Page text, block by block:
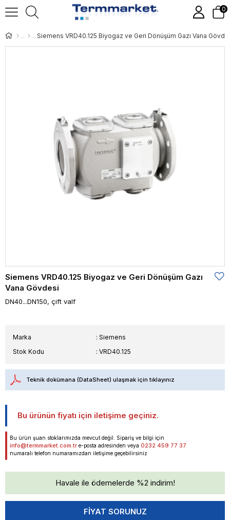
0
Siemens VRD40.125 Biyogaz ve Geri Dönüşüm Gazı Vana
Siemens VRD40.125 Biyogaz ve Geri Dönüşüm Gazı
Vana Gövdesi
DN40...DN150, çift valf
Marka : Siemens
Stok Kodu
VRD40.125
Teknik dokümana (DataSheet) ulaşmak için tıklayınız
Bu ürünün fiyatı için iletişime geçiniz.
Bu ürün şuan stoklarımızda mevcut değil. Sipariş ve bilgi için
info@termmarket.com.tr e-posta adresinden veya 0232 459 77 37
numaralı telefon numaramızdan iletişime geçebilirsiniz
Havale ile ödemelerde %2 indirim!